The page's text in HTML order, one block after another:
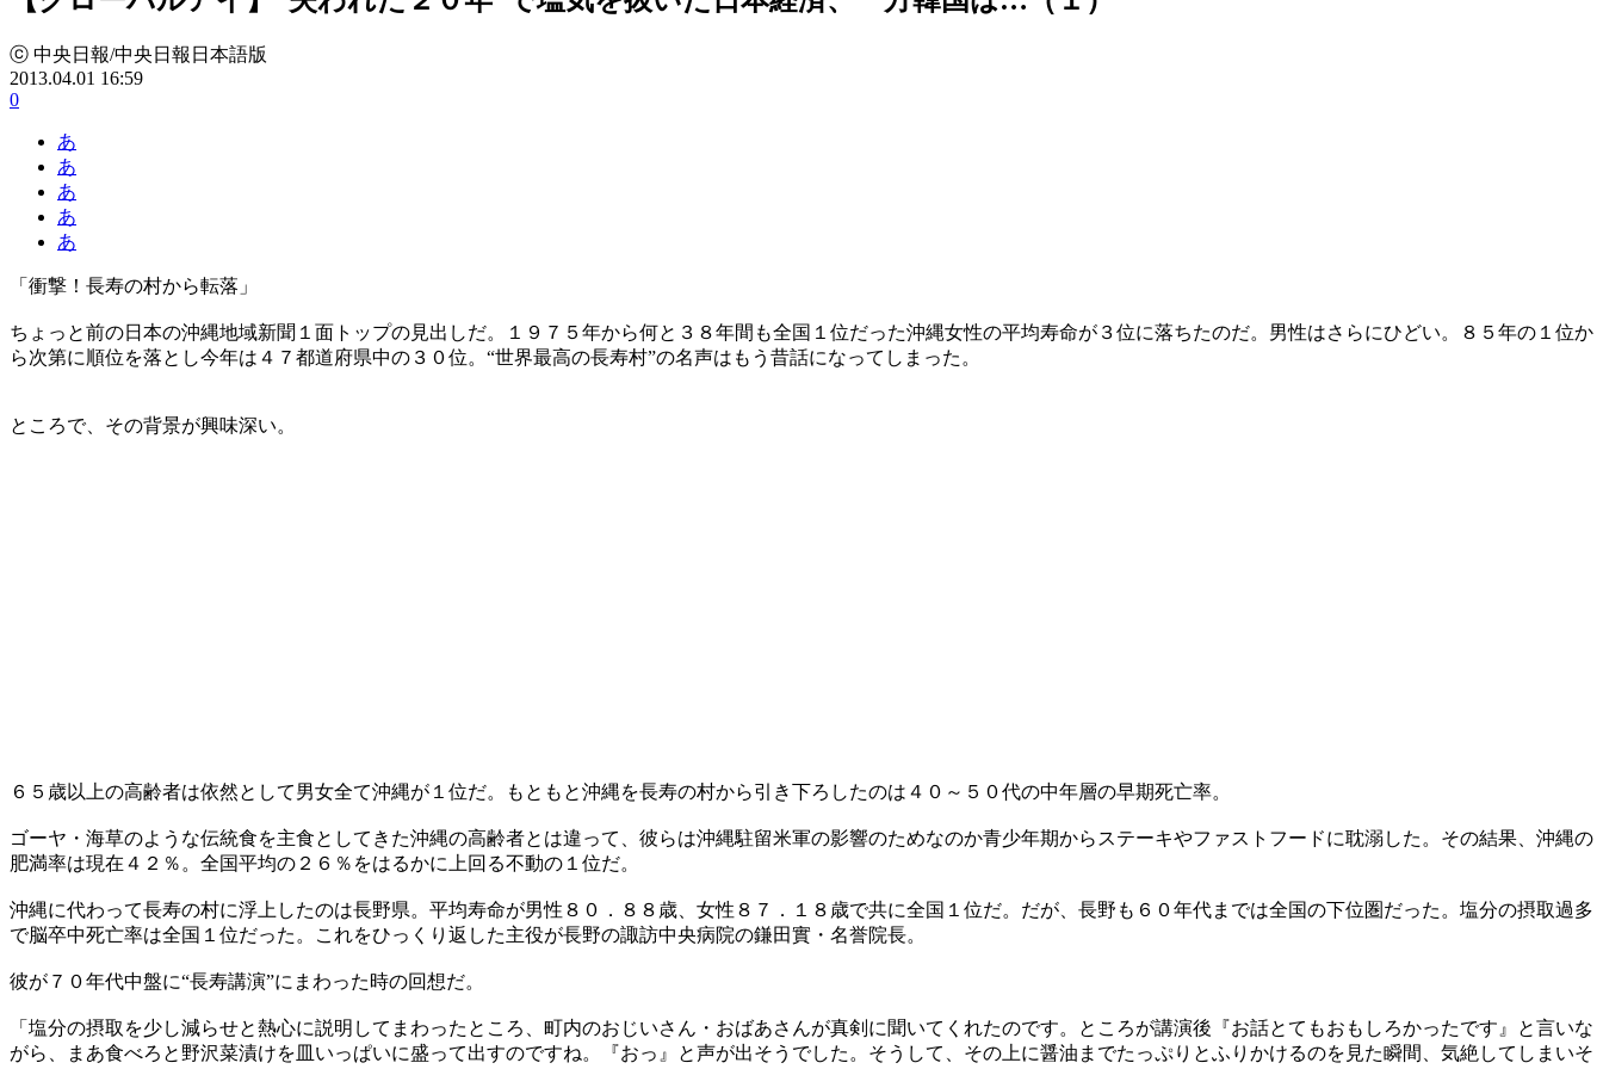
ⓒ 中央日報/中央日報日本語版
2013.04.01 16:59
0
あ
あ
あ
あ
あ
「衝撃！長寿の村から転落」
ちょっと前の日本の沖縄地域新聞１面トップの見出しだ。１９７５年から何と３８年間も全国１位だった沖縄女性の平均寿命が３位に落ちたのだ。男性はさらにひどい。８５年の１位か
ら次第に順位を落とし今年は４７都道府県中の３０位。“世界最高の長寿村”の名声はもう昔話になってしまった。
ところで、その背景が興味深い。
６５歳以上の高齢者は依然として男女全て沖縄が１位だ。もともと沖縄を長寿の村から引き下ろしたのは４０～５０代の中年層の早期死亡率。
ゴーヤ・海草のような伝統食を主食としてきた沖縄の高齢者とは違って、彼らは沖縄駐留米軍の影響のためなのか青少年期からステーキやファストフードに耽溺した。その結果、沖縄の
肥満率は現在４２％。全国平均の２６％をはるかに上回る不動の１位だ。
沖縄に代わって長寿の村に浮上したのは長野県。平均寿命が男性８０．８８歳、女性８７．１８歳で共に全国１位だ。だが、長野も６０年代までは全国の下位圏だった。塩分の摂取過多
で脳卒中死亡率は全国１位だった。これをひっくり返した主役が長野の諏訪中央病院の鎌田實・名誉院長。
彼が７０年代中盤に“長寿講演”にまわった時の回想だ。
「塩分の摂取を少し減らせと熱心に説明してまわったところ、町内のおじいさん・おばあさんが真剣に聞いてくれたのです。ところが講演後『お話とてもおもしろかったです』と言いな
がら、まあ食べろと野沢菜漬けを皿いっぱいに盛って出すのですね。『おっ』と声が出そうでした。そうして、その上に醤油までたっぷりとふりかけるのを見た瞬間、気絶してしまいそ